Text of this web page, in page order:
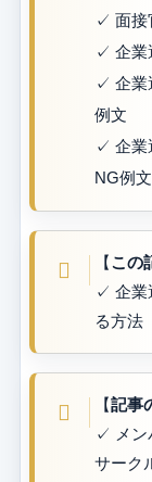
✓ 面接
✓ 企業
✓ 企業
例文
✓ 企業
NG例文
【この
✓ 企業
る方法
【記事
✓ メン
サーク